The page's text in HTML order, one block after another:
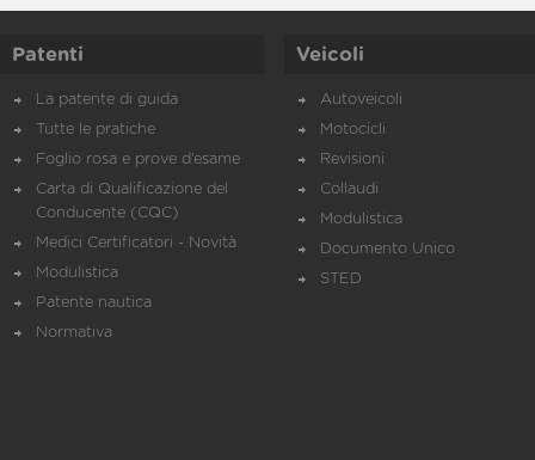
Patenti
La patente di guida
Tutte le pratiche
Foglio rosa e prove d’esame
Carta di Qualificazione del
Conducente (CQC)
Medici Certificatori - Novità
Modulistica
Patente nautica
Normativa
Veicoli
Autoveicoli
Motocicli
Revisioni
Collaudi
Modulistica
Documento Unico
STED